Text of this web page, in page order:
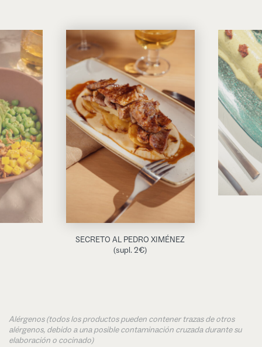
SECRETO AL PEDRO XIMÉNEZ
(supl. 2€)
Alérgenos (todos los productos pueden contener trazas de otros
alérgenos, debido a una posible contaminación cruzada durante su
elaboración o cocinado)